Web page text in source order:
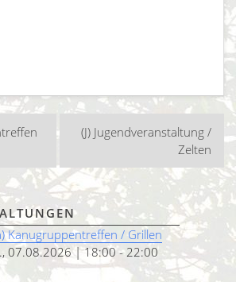
(J) Jugendveranstaltung /
Zelten
Kanugruppentreffen / Grillen
07.08.2026 | 18:00 - 22:00